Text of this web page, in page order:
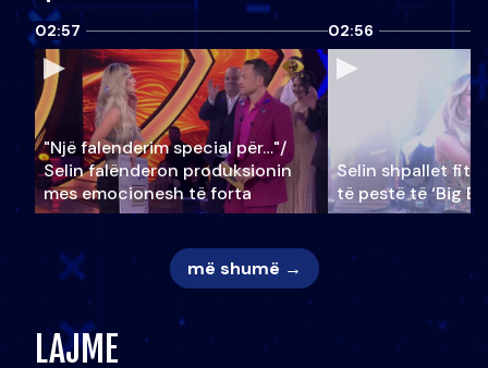
02:57
"Një falenderim special për…"/
Selin falënderon produksionin
mes emocionesh të forta
02:56
Selin shpallet
të pestë të ‘Big
më shumë →
LAJME